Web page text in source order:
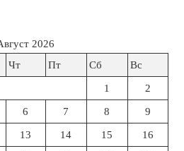
2026
Чт Пт Сб Вс
1 2
6 7 8 9
13 14 15 16